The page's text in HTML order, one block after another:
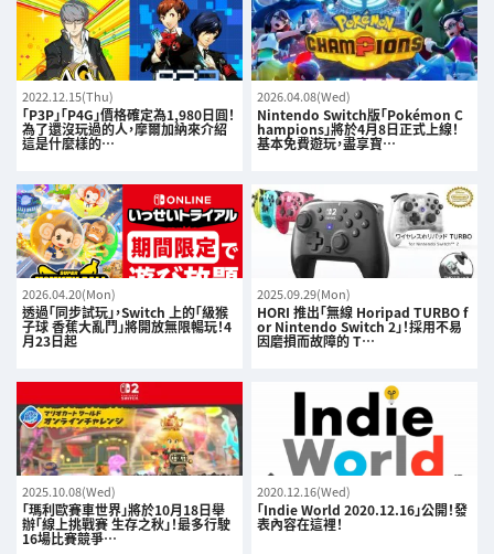
2022.12.15(Thu)
「P3P」「P4G」價格確定為1,980日圓！
為了還沒玩過的人，摩爾加納來介紹
這是什麼樣的…
2026.04.08(Wed)
Nintendo Switch版「Pokémon C
hampions」將於4月8日正式上線！
基本免費遊玩，盡享寶…
2026.04.20(Mon)
透過「同步試玩」，Switch 上的「級猴
子球 香蕉大亂鬥」將開放無限暢玩！4
月23日起
2025.09.29(Mon)
HORI 推出「無線 Horipad TURBO f
or Nintendo Switch 2」！採用不易
因磨損而故障的 T…
2025.10.08(Wed)
「瑪利歐賽車世界」將於10月18日舉
辦「線上挑戰賽 生存之秋」！最多行駛
16場比賽競爭…
2020.12.16(Wed)
「Indie World 2020.12.16」公開！發
表內容在這裡！